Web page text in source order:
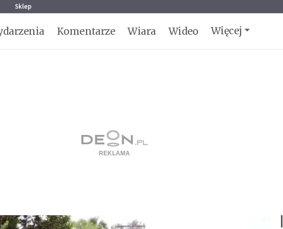
Sklep
Komentarze Wiara Wideo Więcej